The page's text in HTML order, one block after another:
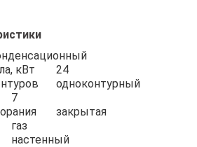
кВт
24
одноконтурный
7
закрытая
газ
настенный